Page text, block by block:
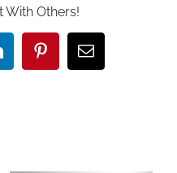
With Others!
PinterestEmail